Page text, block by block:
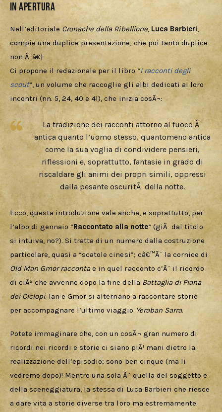
In apertura
Nell’editoriale Cronache della Ribellione, Luca Barbieri
compie una duplice presentazione, che poi tanto duplice
non Ã¨â€¦
Ci propone il redazionale per il libro “I racconti degli
scout“, un volume che raccoglie gli albi dedicati ai loro
incontri (nn. 5, 24, 40 e 41), che inizia cosÃ¬:
La tradizione dei racconti attorno al fuoco Ã¨
antica quanto l’uomo stesso, quantomeno antica
come la sua voglia di condividere pensieri,
riflessioni e, soprattutto, fantasie in grado di
riscaldare gli animi dei propri simili, oppressi
dalla pesante oscuritÃ della notte.
Ecco, questa introduzione vale anche, e soprattutto, per
l’albo di gennaio “Raccontato alla notte” (giÃ  dal titolo
si intuiva, no?). Si tratta di un numero dalla costruzione
particolare, quasi a “scatole cinesi”; câ€™Ã¨ la cornice di
Old Man Gmor racconta e in quel racconto c’Ã¨ il ricordo
di ciÃ² che avvenne dopo la fine della Battaglia di Piana
dei Ciclopi. Ian e Gmor si alternano a raccontare storie
per accompagnare l’ultimo viaggio Yeraban Sarra.
Potete immaginare che, con un cosÃ¬ gran numero di
ricordi nei ricordi e storie ci siano piÃ¹ mani dietro la
realizzazione dell’episodio; sono ben cinque (ma li
vedremo dopo)! Mentre una sola Ã¨ quella del soggetto e
della sceneggiatura, la stessa di Luca Barbieri che riesce
a dare vita a storie diverse tra loro ma estremamente